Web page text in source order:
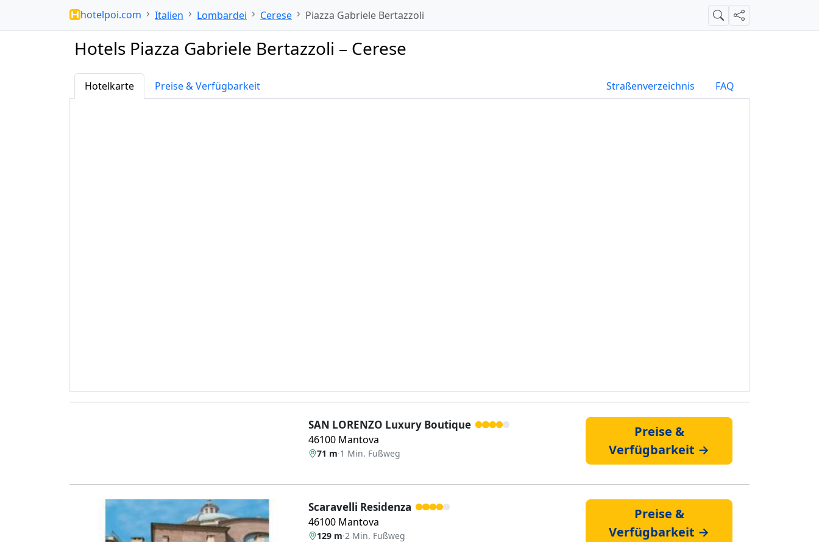
hotelpoi.com Italien Lombardei Cerese Piazza Gabriele Bertazzoli SucheTeilen
Hotels Piazza Gabriele Bertazzoli – Cerese
Hotelkarte Preise & Verfügbarkeit Straßenverzeichnis FAQ
SAN LORENZO Luxury Boutique
46100 Mantova
71 m·1 Min. Fußweg
Preise &
Verfügbarkeit →
Scaravelli Residenza
46100 Mantova
129 m·2 Min. Fußweg
Preise &
Verfügbarkeit →